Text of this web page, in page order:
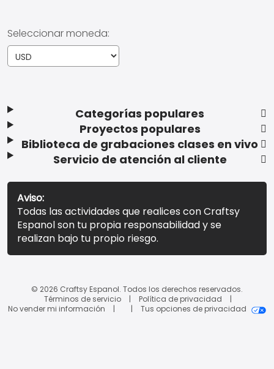
Categorías populares
Proyectos populares
Biblioteca de grabaciones clases en vivo
Servicio de atención al cliente
Seleccionar moneda:
Aviso:
Todas las actividades que realices con Craftsy
Espanol son tu propia responsabilidad y se
realizan bajo tu propio riesgo.
© 2026 Craftsy Espanol. Todos los derechos reservados.
Términos de servicio
Política de privacidad
No vender mi información
Tus opciones de privacidad